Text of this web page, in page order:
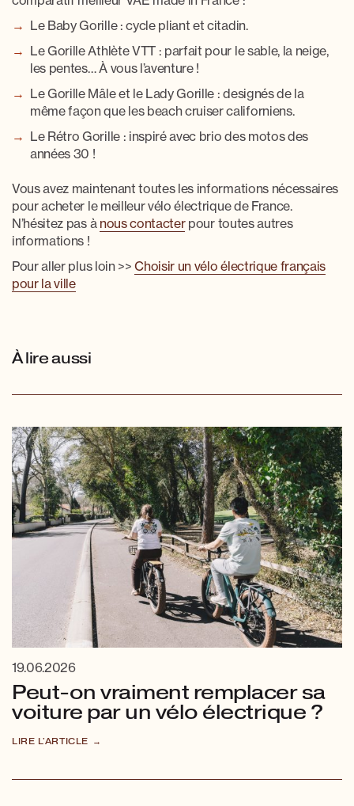
Le Baby Gorille : cycle pliant et citadin.
Le Gorille Athlète VTT : parfait pour le sable, la neige,
les pentes…À vous l’aventure !
Le Gorille Mâle et le Lady Gorille : designés de la
même façon que les beach cruiser californiens.
Le Rétro Gorille : inspiré avec brio des motos des
années 30 !
Vous avez maintenant toutes les informations nécessaires
pour acheter le meilleur vélo électrique de France.
N’hésitez pas à nous contacterpour toutes autres
informations !
Pour aller plus loin >>Choisir un vélo électrique français
pour la ville
À lire aussi
19.06.2026
Peut-on vraiment remplacer sa
voiture par un vélo électrique ?
LIRE L'ARTICLE